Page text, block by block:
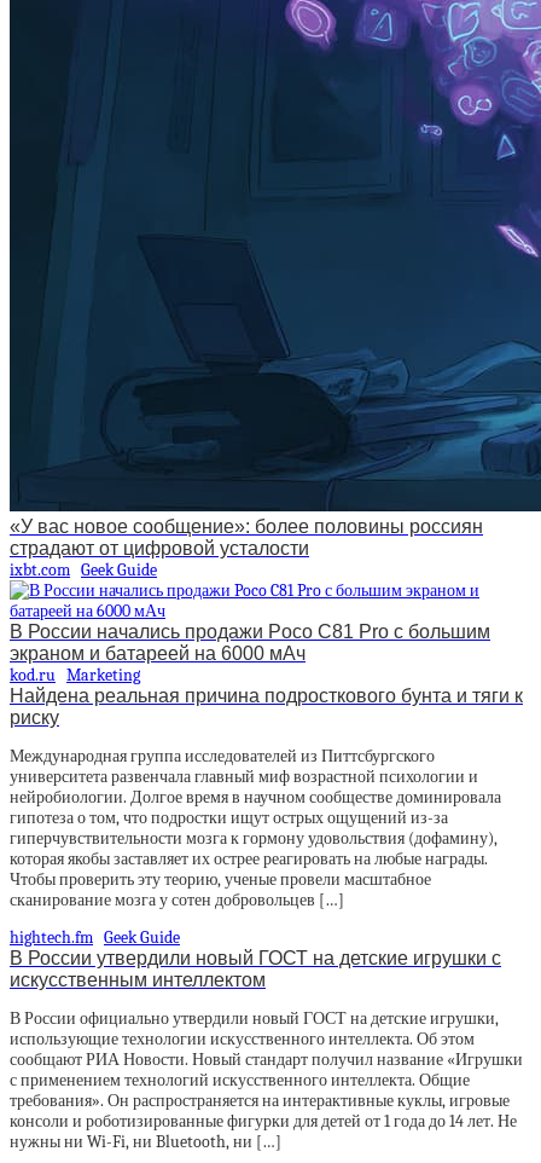
«У вас новое сообщение»: более половины россиян
страдают от цифровой усталости
ixbt.com Geek Guide
В России начались продажи Poco C81 Pro с большим
экраном и батареей на 6000 мАч
kod.ru Marketing
Найдена реальная причина подросткового бунта и тяги к
риску
Международная группа исследователей из Питтсбургского
университета развенчала главный миф возрастной психологии и
нейробиологии. Долгое время в научном сообществе доминировала
гипотеза о том, что подростки ищут острых ощущений из-за
гиперчувствительности мозга к гормону удовольствия (дофамину),
которая якобы заставляет их острее реагировать на любые награды.
Чтобы проверить эту теорию, ученые провели масштабное
сканирование мозга у сотен добровольцев […]
hightech.fm Geek Guide
В России утвердили новый ГОСТ на детские игрушки с
искусственным интеллектом
В России официально утвердили новый ГОСТ на детские игрушки,
использующие технологии искусственного интеллекта. Об этом
сообщают РИА Новости. Новый стандарт получил название «Игрушки
с применением технологий искусственного интеллекта. Общие
требования». Он распространяется на интерактивные куклы, игровые
консоли и роботизированные фигурки для детей от 1 года до 14 лет. Не
нужны ни Wi-Fi, ни Bluetooth, ни […]